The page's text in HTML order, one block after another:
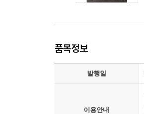
품목정보
발행일
이용안내